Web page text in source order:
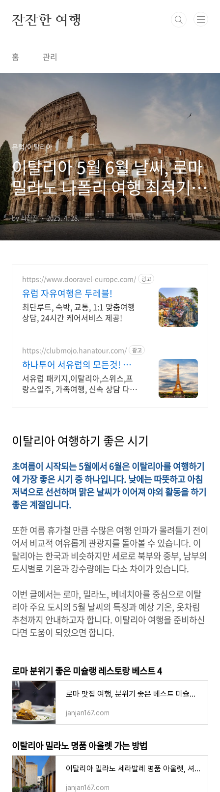
잔잔한 여행
홈 관리
유럽/이탈리아
이탈리아 5월 6월 날씨, 로마
밀라노 나폴리 여행 최적기
옷차림
by 최잔잔 2025. 4. 28.
https://www.dooravel-europe.com/ 광고
유럽 자유여행은 두레블!
최단루트, 숙박, 교통, 1:1 맞춤여행
상담, 24시간 케어서비스 제공!
https://clubmojo.hanatour.com/ 광고
하나투어 서유럽의 모든것! 하
나투어 공식인증 예약센터
서유럽 패키지,이탈리아,스위스,프
랑스일주, 가족여행, 신속 상담 다양
이탈리아 여행하기 좋은 시기
초여름이 시작되는 5월에서 6월은 이탈리아를 여행하기
에 가장 좋은 시기 중 하나입니다. 낮에는 따뜻하고 아침
저녁으로 선선하며 맑은 날씨가 이어져 야외 활동을 하기
좋은 계절입니다.
또한 여름 휴가철 만큼 수많은 여행 인파가 몰려들기 전이
어서 비교적 여유롭게 관광지를 돌아볼 수 있습니다. 이
탈리아는 한국과 비슷하지만 세로로 북부와 중부, 남부의
도시별로 기온과 강수량에는 다소 차이가 있습니다.
이번 글에서는 로마, 밀라노, 베네치아를 중심으로 이탈
리아 주요 도시의 5월 날씨의 특징과 예상 기온, 옷차림
추천까지 안내하고자 합니다. 이탈리아 여행을 준비하신
다면 도움이 되었으면 합니다.
로마 분위기 좋은 미슐랭 레스토랑 베스트 4
로마 맛집 여행, 분위기 좋은 베스트 미슐랭 레스토랑 4
janjan167.com
이탈리아 밀라노 명품 아울렛 가는 방법
이탈리아 밀라노 세라발레 명품 아울렛, 셔틀버스 가는 방법 예약 요금 할인 텍스리펀
janjan167.com